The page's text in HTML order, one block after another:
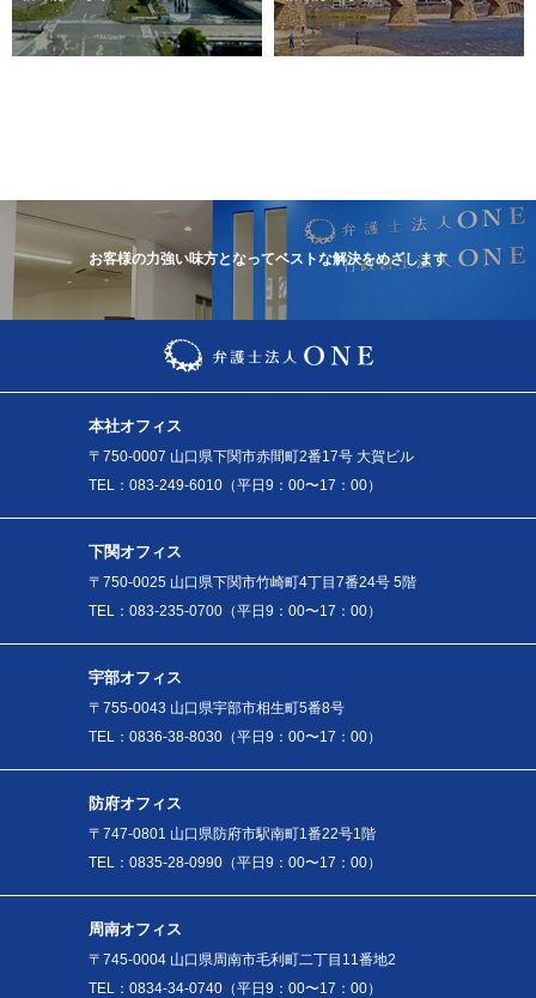
お客様の力強い味方となってベストな解決をめざします
本社オフィス
〒750-0007 山口県下関市赤間町2番17号 大賀ビル
TEL：083-249-6010（平日9：00〜17：00）
下関オフィス
〒750-0025 山口県下関市竹崎町4丁目7番24号 5階
TEL：083-235-0700（平日9：00〜17：00）
宇部オフィス
〒755-0043 山口県宇部市相生町5番8号
TEL：0836-38-8030（平日9：00〜17：00）
防府オフィス
〒747-0801 山口県防府市駅南町1番22号1階
TEL：0835-28-0990（平日9：00〜17：00）
周南オフィス
〒745-0004 山口県周南市毛利町二丁目11番地2
TEL：0834-34-0740（平日9：00〜17：00）